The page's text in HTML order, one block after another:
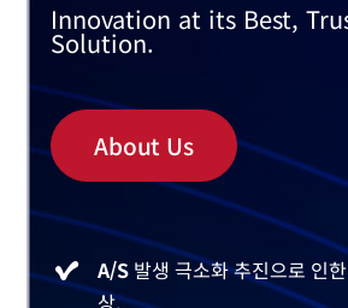
Innovation at its Best,
Solution.
About Us
A/S 발생 극소화 추진으로 인
상.